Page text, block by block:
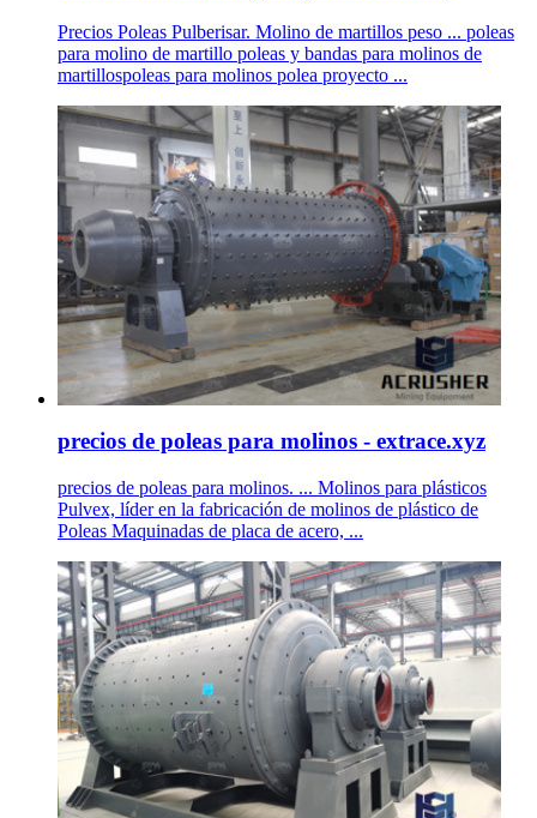
Precios Poleas Pulberisar. Molino de martillos peso ... poleas
para molino de martillo poleas y bandas para molinos de
martillospoleas para molinos polea proyecto ...
precios de poleas para molinos - extrace.xyz
precios de poleas para molinos. ... Molinos para plásticos
Pulvex, líder en la fabricación de molinos de plástico de
Poleas Maquinadas de placa de acero, ...